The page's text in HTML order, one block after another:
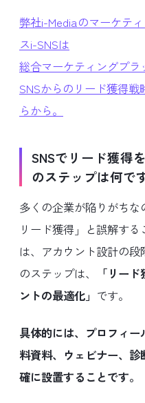
弊社i-Mediaのマーケテ
スi-SNSは
総合マーケティングプラ
SNSからのリード獲得戦
らから。
SNSでリード獲得
のステップは何で
多くの企業が陥りがち
リード獲得」と誤解す
は、アカウント設計の
のステップは、
「リー
ントの最適化」 です。
具体的には、プロフィ
料資料、ウェビナー、
確に設置することです。